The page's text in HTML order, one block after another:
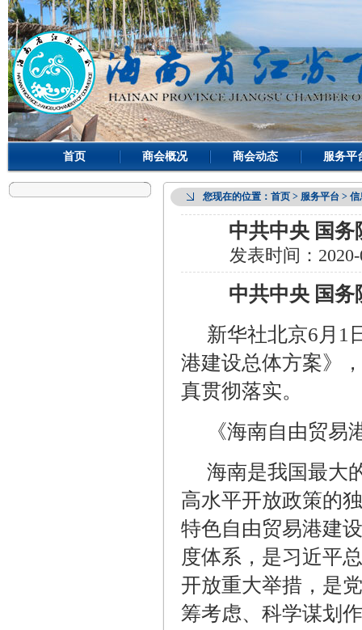
首页 商会概况 商会动态 服务平
您现在的位置： 首页 > 服务平台 > 信
中共中央 国
发表时间：
中共中央 国
新华社北京6 月 1
港建设总体方案》
真贯彻落实。
《海南自由贸
海南是我国最大
高水平开放政策的
特色自由贸易港建
度体系，是习近平
开放重大举措，是
筹考虑、科学谋划